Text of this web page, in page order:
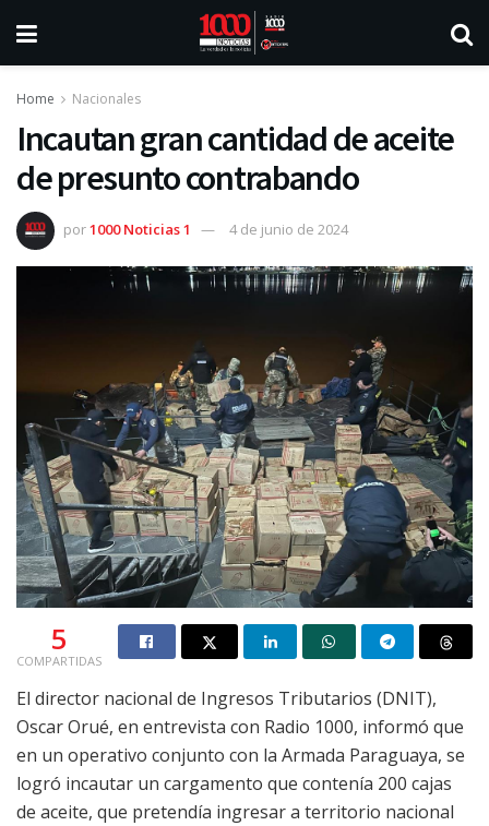
Home Nacionales
Incautan gran cantidad de aceite
de presunto contrabando
por1000 Noticias 1 4 de junio de 2024
5
COMPARTIDAS
El director nacional de Ingresos Tributarios (DNIT),
Oscar Orué, en entrevista con Radio 1000, informó que
en un operativo conjunto con la Armada Paraguaya, se
logró incautar un cargamento que contenía 200 cajas
de aceite, que pretendía ingresar a territorio nacional